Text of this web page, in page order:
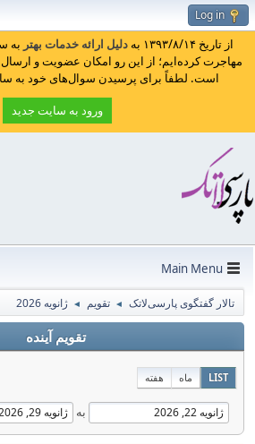
Log in
از تاریخ ۱۳۹۳/۸/۱۴ به دلیل ارائه خدمات بهتر به
مهاجرت کرده‌ایم؛ از این رو امکان عضویت و
است. لطفاً برای پرسیدن سوال‌های خود به
ورود به سایت جدید
Main Menu
تالار گفتگوی پارسی‌لاتک ◄ تقویم ◄ ژانویه 2026
تقویم آینده
LIST ماه هفته
به